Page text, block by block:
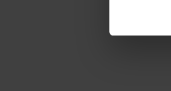
other
Read the full